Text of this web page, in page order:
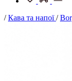
/Кава та напої/